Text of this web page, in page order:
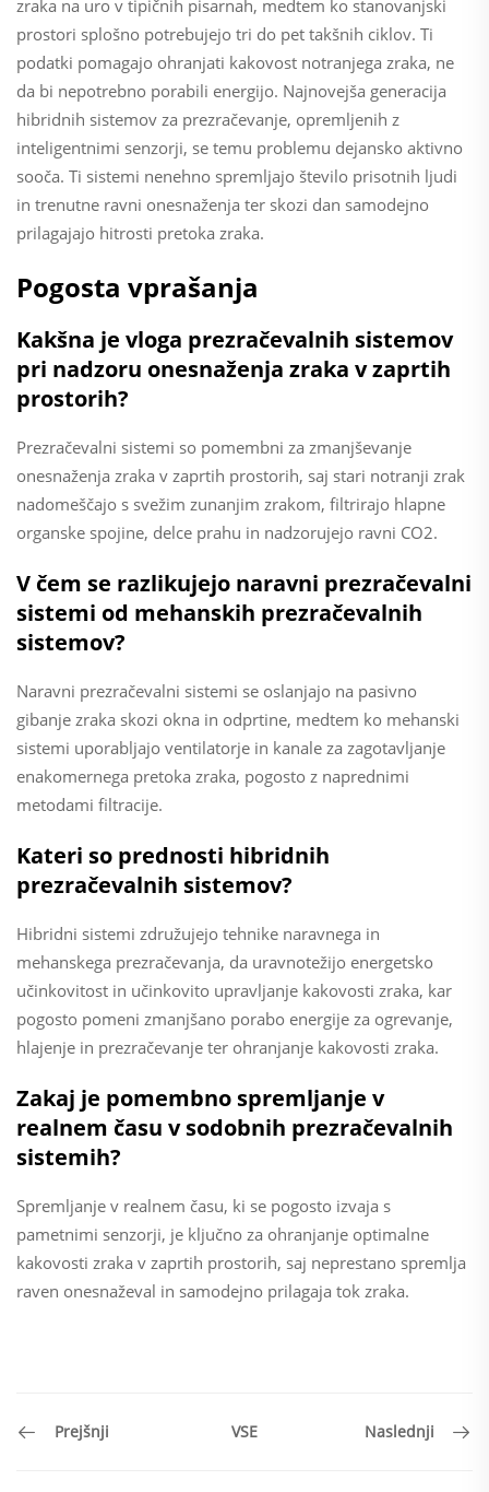
zraka na uro v tipičnih pisarnah, medtem ko stanovanjski
prostori splošno potrebujejo tri do pet takšnih ciklov. Ti
podatki pomagajo ohranjati kakovost notranjega zraka, ne
da bi nepotrebno porabili energijo. Najnovejša generacija
hibridnih sistemov za prezračevanje, opremljenih z
inteligentnimi senzorji, se temu problemu dejansko aktivno
sooča. Ti sistemi nenehno spremljajo število prisotnih ljudi
in trenutne ravni onesnaženja ter skozi dan samodejno
prilagajajo hitrosti pretoka zraka.
Pogosta vprašanja
Kakšna je vloga prezračevalnih sistemov
pri nadzoru onesnaženja zraka v zaprtih
prostorih?
Prezračevalni sistemi so pomembni za zmanjševanje
onesnaženja zraka v zaprtih prostorih, saj stari notranji zrak
nadomeščajo s svežim zunanjim zrakom, filtrirajo hlapne
organske spojine, delce prahu in nadzorujejo ravni CO2.
V čem se razlikujejo naravni prezračevalni
sistemi od mehanskih prezračevalnih
sistemov?
Naravni prezračevalni sistemi se oslanjajo na pasivno
gibanje zraka skozi okna in odprtine, medtem ko mehanski
sistemi uporabljajo ventilatorje in kanale za zagotavljanje
enakomernega pretoka zraka, pogosto z naprednimi
metodami filtracije.
Kateri so prednosti hibridnih
prezračevalnih sistemov?
Hibridni sistemi združujejo tehnike naravnega in
mehanskega prezračevanja, da uravnotežijo energetsko
učinkovitost in učinkovito upravljanje kakovosti zraka, kar
pogosto pomeni zmanjšano porabo energije za ogrevanje,
hlajenje in prezračevanje ter ohranjanje kakovosti zraka.
Zakaj je pomembno spremljanje v
realnem času v sodobnih prezračevalnih
sistemih?
Spremljanje v realnem času, ki se pogosto izvaja s
pametnimi senzorji, je ključno za ohranjanje optimalne
kakovosti zraka v zaprtih prostorih, saj neprestano spremlja
raven onesnaževal in samodejno prilagaja tok zraka.
Prejšnji VSE Naslednji